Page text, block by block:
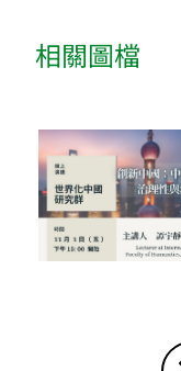
相關圖檔